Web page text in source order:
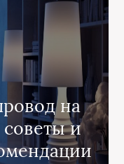
на
и